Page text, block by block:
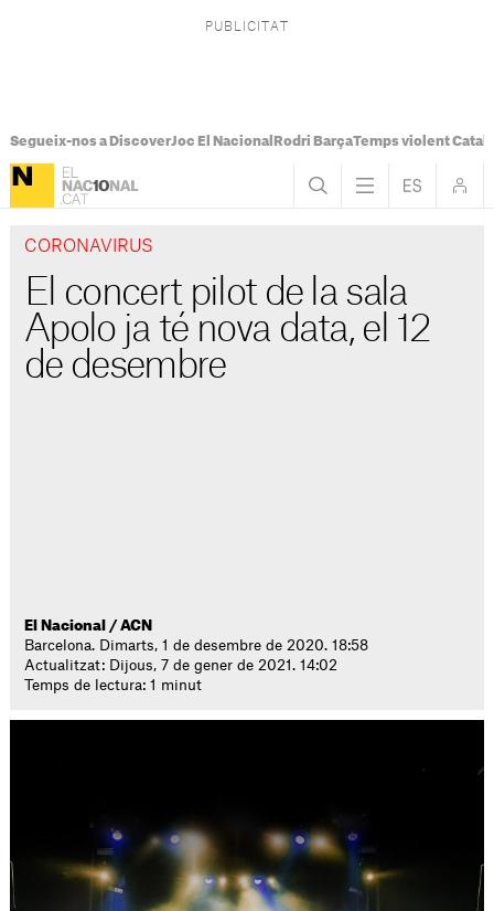
Segueix-nos a DiscoverJoc El Nacional Rodri BarçaTemps violent
CORONAVIRUS
El concert pilot de la sala
Apolo ja té nova data, el 12
de desembre
El Nacional / ACN
Barcelona. Dimarts, 1 de desembre de 2020. 18:58
Actualitzat: Dijous, 7 de gener de 2021. 14:02
Temps de lectura: 1 minut